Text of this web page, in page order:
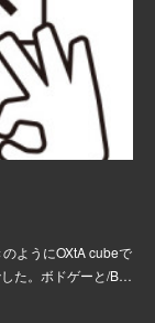
ようにOXtA cubeで
た。ボドゲーと/B…